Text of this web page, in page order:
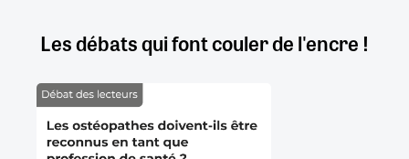
Les débats qui font couler de l'encre !